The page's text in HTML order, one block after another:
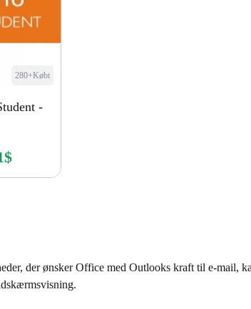
280+Købt
-
der ønsker Office med Outlooks kraft til e-mail,